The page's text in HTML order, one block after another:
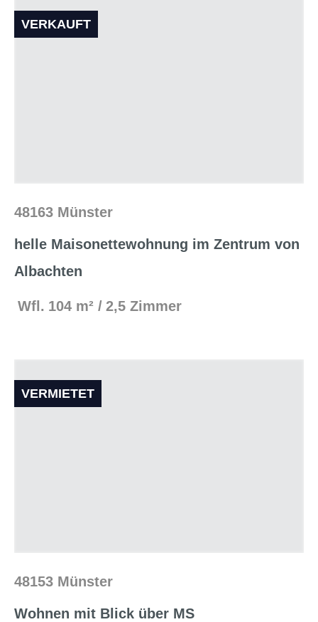
VERKAUFT
48163 Münster
helle Maisonettewohnung im Zentrum von
Albachten
Wfl. 104 m² 2,5 Zimmer
VERMIETET
48153 Münster
Wohnen mit Blick über MS